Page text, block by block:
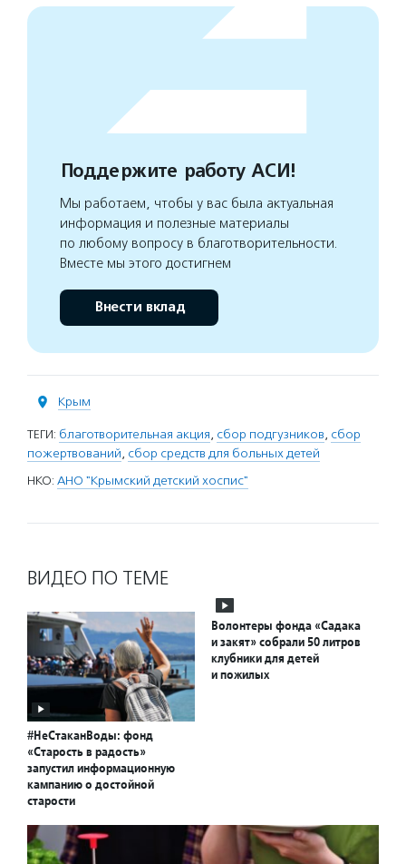
Поддержите работу АСИ!
Мы работаем, чтобы у вас была актуальная
информация и полезные материалы
по любому вопросу в благотворительности.
Вместе мы этого достигнем
Внести вклад
Крым
ТЕГИ: благотворительная акция, сбор подгузников, сбор
пожертвований, сбор средств для больных детей
НКО: АНО "Крымский детский хоспис"
ВИДЕО ПО ТЕМЕ
#НеСтаканВоды: фонд
«Старость в радость»
запустил информационную
кампанию о достойной
старости
Волонтеры фонда «Садака
и закят» собрали 50 литров
клубники для детей
и пожилых